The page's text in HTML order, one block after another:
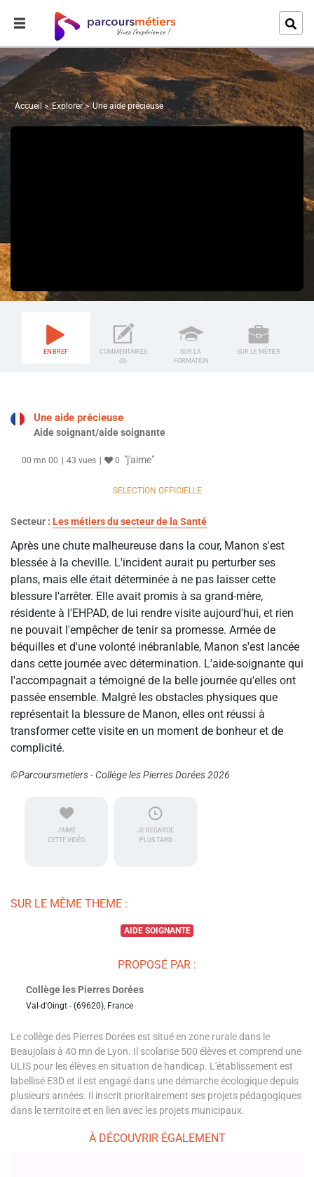
Accueil Explorer Une aide précieuse
EN BREF
COMMENTAIRES
(0)
SUR LA
FORMATION
SUR LE MÉTIER
Une aide précieuse
Aide soignant/aide soignante
00 mn 00 43 vues 0 "j'aime"
SELECTION OFFICIELLE
Secteur : Les métiers du secteur de la Santé
Après une chute malheureuse dans la cour, Manon s'est
blessée à la cheville. L'incident aurait pu perturber ses
plans, mais elle était déterminée à ne pas laisser cette
blessure l'arrêter. Elle avait promis à sa grand-mère,
résidente à l'EHPAD, de lui rendre visite aujourd'hui, et rien
ne pouvait l'empêcher de tenir sa promesse. Armée de
béquilles et d'une volonté inébranlable, Manon s'est lancée
dans cette journée avec détermination. L'aide-soignante qui
l'accompagnait a témoigné de la belle journée qu'elles ont
passée ensemble. Malgré les obstacles physiques que
représentait la blessure de Manon, elles ont réussi à
transformer cette visite en un moment de bonheur et de
complicité.
©Parcoursmetiers - Collège les Pierres Dorées 2026
J'AIME
CETTE VIDÉO
JE REGARDE
PLUS TARD
SUR LE MÊME THEME :
AIDE SOIGNANTE
PROPOSÉ PAR :
Collège les Pierres Dorées
Val-d'Oingt - (69620), France
Le collège des Pierres Dorées est situé en zone rurale dans le
Beaujolais à 40 mn de Lyon. Il scolarise 500 élèves et comprend une
ULIS pour les élèves en situation de handicap. L'établissement est
labellisé E3D et il est engagé dans une démarche écologique depuis
plusieurs années. Il inscrit prioritairement ses projets pédagogiques
dans le territoire et en lien avec les projets municipaux.
À DÉCOUVRIR ÉGALEMENT